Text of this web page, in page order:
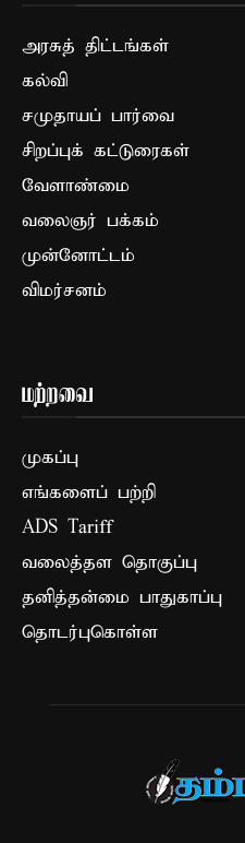
அரசுத் திட்டங்கள்
கல்வி
சமுதாயப் பார்வை
சிறப்புக் கட்டுரைகள்
வேளாண்மை
வலைஞர் பக்கம்
முன்னோட்டம்
விமர்சனம்
மற்றவை
முகப்பு
எங்களைப் பற்றி
ADS Tariff
வலைத்தள தொகுப்பு
தனித்தன்மை பாதுகாப்பு
தொடர்புகொள்ள